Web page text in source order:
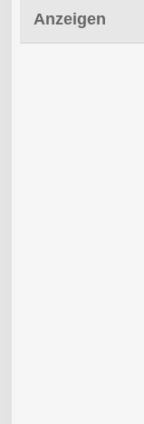
Anzeigen